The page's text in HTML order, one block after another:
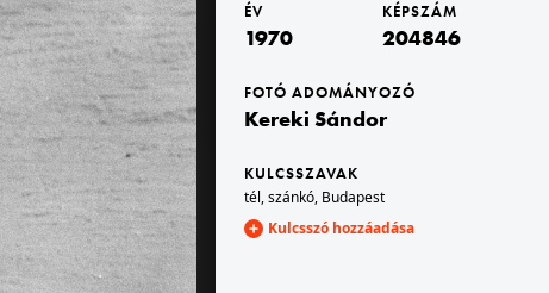
1970
ÉV
1970
KÉPSZÁM
204846
FOTÓ ADOMÁNYOZÓ
Kereki Sándor
KULCSSZAVAK
tél,szánkó, Budapest
Kulcsszó hozzáadása